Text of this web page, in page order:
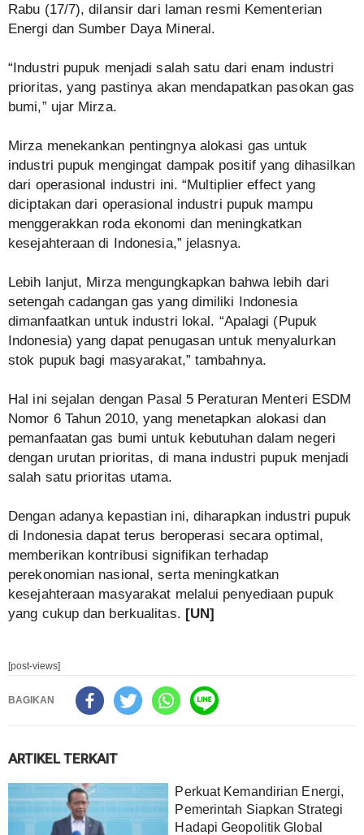
Rabu (17/7), dilansir dari laman resmi Kementerian
Energi dan Sumber Daya Mineral.
“Industri pupuk menjadi salah satu dari enam industri
prioritas, yang pastinya akan mendapatkan pasokan gas
bumi,” ujar Mirza.
Mirza menekankan pentingnya alokasi gas untuk
industri pupuk mengingat dampak positif yang dihasilkan
dari operasional industri ini. “Multiplier effect yang
diciptakan dari operasional industri pupuk mampu
menggerakkan roda ekonomi dan meningkatkan
kesejahteraan di Indonesia,” jelasnya.
Lebih lanjut, Mirza mengungkapkan bahwa lebih dari
setengah cadangan gas yang dimiliki Indonesia
dimanfaatkan untuk industri lokal. “Apalagi (Pupuk
Indonesia) yang dapat penugasan untuk menyalurkan
stok pupuk bagi masyarakat,” tambahnya.
Hal ini sejalan dengan Pasal 5 Peraturan Menteri ESDM
Nomor 6 Tahun 2010, yang menetapkan alokasi dan
pemanfaatan gas bumi untuk kebutuhan dalam negeri
dengan urutan prioritas, di mana industri pupuk menjadi
salah satu prioritas utama.
Dengan adanya kepastian ini, diharapkan industri pupuk
di Indonesia dapat terus beroperasi secara optimal,
memberikan kontribusi signifikan terhadap
perekonomian nasional, serta meningkatkan
kesejahteraan masyarakat melalui penyediaan pupuk
yang cukup dan berkualitas. [UN]
[post-views]
BAGIKAN
ARTIKEL TERKAIT
Perkuat Kemandirian Energi,
Pemerintah Siapkan Strategi
Hadapi Geopolitik Global